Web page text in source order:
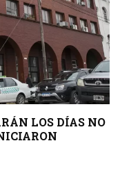
LOS DÍAS NO